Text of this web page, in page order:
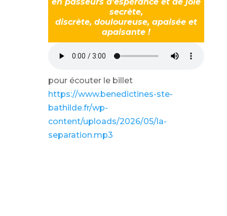
secrète,
discrète, douloureuse, apaisée et
apaisante !
pour écouter le billet
https://www.benedictines-ste-
bathilde.fr/wp-
content/uploads/2026/05/la-
separation.mp3